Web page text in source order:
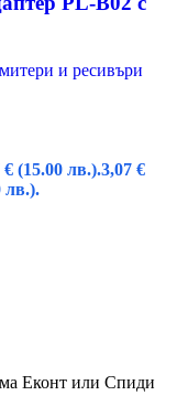
и ресивъри
(15.00 лв.).3,07 €
лв.).
Еконт или Спиди